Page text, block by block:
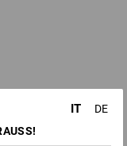
IT
DE